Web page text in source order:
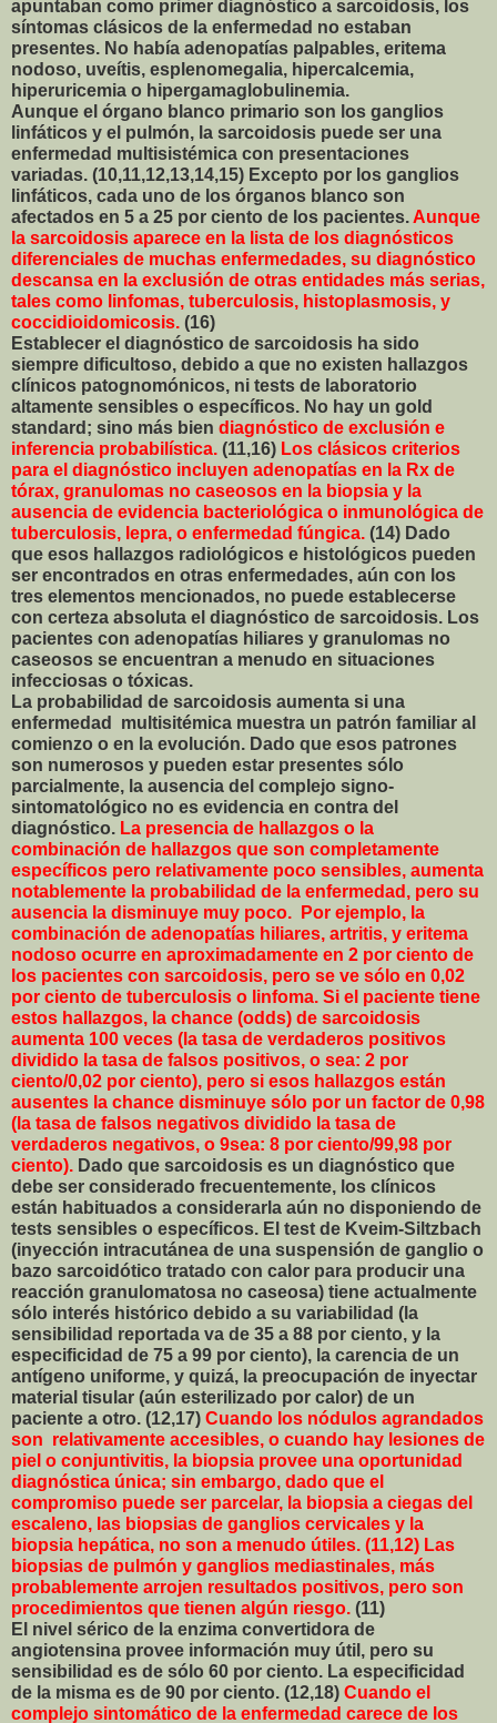
apuntaban como primer diagnóstico a sarcoidosis, los
síntomas clásicos de la enfermedad no estaban
presentes. No había adenopatías palpables, eritema
nodoso, uveítis, esplenomegalia, hipercalcemia,
hiperuricemia o hipergamaglobulinemia.
Aunque el órgano blanco primario son los ganglios
linfáticos y el pulmón, la sarcoidosis puede ser una
enfermedad multisistémica con presentaciones
variadas. (10,11,12,13,14,15) Excepto por los ganglios
linfáticos, cada uno de los órganos blanco son
afectados en 5 a 25 por ciento de los pacientes. Aunque
la sarcoidosis aparece en la lista de los diagnósticos
diferenciales de muchas enfermedades, su diagnóstico
descansa en la exclusión de otras entidades más serias,
tales como linfomas, tuberculosis, histoplasmosis, y
coccidioidomicosis. (16)
Establecer el diagnóstico de sarcoidosis ha sido
siempre dificultoso, debido a que no existen hallazgos
clínicos patognomónicos, ni tests de laboratorio
altamente sensibles o específicos. No hay un gold
standard; sino más bien diagnóstico de exclusión e
inferencia probabilística. (11,16) Los clásicos criterios
para el diagnóstico incluyen adenopatías en la Rx de
tórax, granulomas no caseosos en la biopsia y la
ausencia de evidencia bacteriológica o inmunológica de
tuberculosis, lepra, o enfermedad fúngica. (14) Dado
que esos hallazgos radiológicos e histológicos pueden
ser encontrados en otras enfermedades, aún con los
tres elementos mencionados, no puede establecerse
con certeza absoluta el diagnóstico de sarcoidosis. Los
pacientes con adenopatías hiliares y granulomas no
caseosos se encuentran a menudo en situaciones
infecciosas o tóxicas.
La probabilidad de sarcoidosis aumenta si una
enfermedad multisitémica muestra un patrón familiar al
comienzo o en la evolución. Dado que esos patrones
son numerosos y pueden estar presentes sólo
parcialmente, la ausencia del complejo signo-
sintomatológico no es evidencia en contra del
diagnóstico. La presencia de hallazgos o la
combinación de hallazgos que son completamente
específicos pero relativamente poco sensibles, aumenta
notablemente la probabilidad de la enfermedad, pero su
ausencia la disminuye muy poco. Por ejemplo, la
combinación de adenopatías hiliares, artritis, y eritema
nodoso ocurre en aproximadamente en 2 por ciento de
los pacientes con sarcoidosis, pero se ve sólo en 0,02
por ciento de tuberculosis o linfoma. Si el paciente tiene
estos hallazgos, la chance (odds) de sarcoidosis
aumenta 100 veces (la tasa de verdaderos positivos
dividido la tasa de falsos positivos, o sea: 2 por
ciento/0,02 por ciento), pero si esos hallazgos están
ausentes la chance disminuye sólo por un factor de 0,98
(la tasa de falsos negativos dividido la tasa de
verdaderos negativos, o 9sea: 8 por ciento/99,98 por
ciento). Dado que sarcoidosis es un diagnóstico que
debe ser considerado frecuentemente, los clínicos
están habituados a considerarla aún no disponiendo de
tests sensibles o específicos. El test de Kveim-Siltzbach
(inyección intracutánea de una suspensión de ganglio o
bazo sarcoidótico tratado con calor para producir una
reacción granulomatosa no caseosa) tiene actualmente
sólo interés histórico debido a su variabilidad (la
sensibilidad reportada va de 35 a 88 por ciento, y la
especificidad de 75 a 99 por ciento), la carencia de un
antígeno uniforme, y quizá, la preocupación de inyectar
material tisular (aún esterilizado por calor) de un
paciente a otro. (12,17) Cuando los nódulos agrandados
son relativamente accesibles, o cuando hay lesiones de
piel o conjuntivitis, la biopsia provee una oportunidad
diagnóstica única; sin embargo, dado que el
compromiso puede ser parcelar, la biopsia a ciegas del
escaleno, las biopsias de ganglios cervicales y la
biopsia hepática, no son a menudo útiles. (11,12) Las
biopsias de pulmón y ganglios mediastinales, más
probablemente arrojen resultados positivos, pero son
procedimientos que tienen algún riesgo. (11)
El nivel sérico de la enzima convertidora de
angiotensina provee información muy útil, pero su
sensibilidad es de sólo 60 por ciento. La especificidad
de la misma es de 90 por ciento. (12,18) Cuando el
complejo sintomático de la enfermedad carece de los